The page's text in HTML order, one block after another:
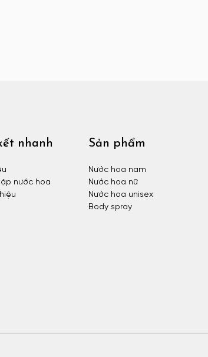
nhanh
nước hoa
Sản phẩm
Nước hoa nam
Nước hoa nữ
Nước hoa unisex
Body spray